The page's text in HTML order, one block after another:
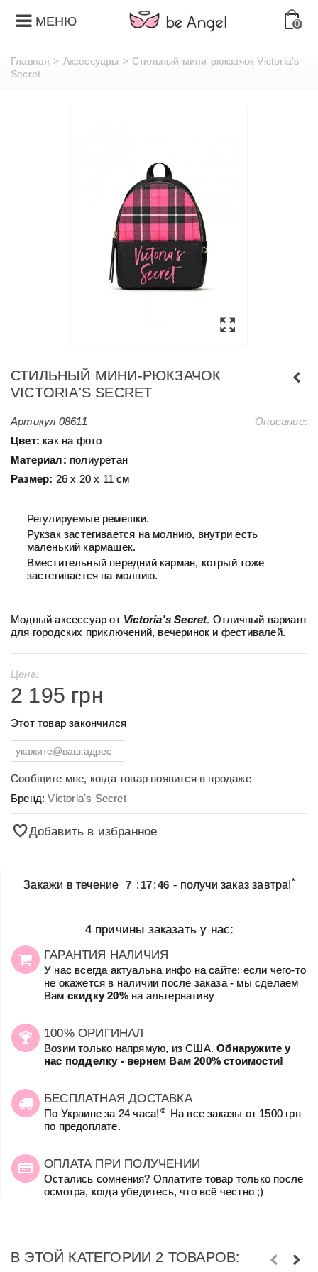
МЕНЮ 0
Главная > Аксессуары > Стильный мини-рюкзачок Victoria's
Secret
СТИЛЬНЫЙ МИНИ-РЮКЗАЧОК
VICTORIA'S SECRET
Артикул 08611
Описание:
Цвет: как на фото
Материал: полиуретан
Размер: 26 х 20 х 11 см
Регулируемые ремешки.
Рукзак застегивается на молнию, внутри есть
маленький кармашек.
Вместительный передний карман, котрый тоже
застегивается на молнию.
Модный аксессуар от Victoria's Secret. Отличный вариант
для городских приключений, вечеринок и фестивалей.
Цена:
2 195 грн
Этот товар закончился
Сообщите мне, когда товар появится в продаже
Бренд:Victoria's Secret
Добавить в избранное
Закажи в течение 7 :17:46 - получи заказ завтра!*
4 причины заказать у нас:
ГАРАНТИЯ НАЛИЧИЯ
У нас всегда актуальна инфо на сайте: если чего-то
не окажется в наличии после заказа - мы сделаем
Вам скидку 20%на альтернативу
100% ОРИГИНАЛ
Возим только напрямую, из США.Обнаружите у
нас подделку - вернем Вам 200% стоимости!
БЕСПЛАТНАЯ ДОСТАВКА
По Украине за 24 часа! ☺
На все заказы от 1500 грн
по предоплате.
ОПЛАТА ПРИ ПОЛУЧЕНИИ
Остались сомнения? Оплатите товар только после
осмотра, когда убедитесь, что всё честно ;)
В ЭТОЙ КАТЕГОРИИ 2 ТОВАРОВ: